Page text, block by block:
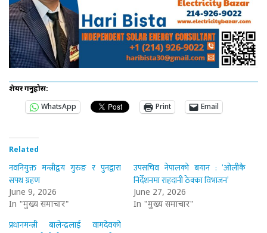
शेयर गर्नुहोस:
WhatsApp
Print Email
Related
नवनियुक्त मन्त्रीद्वय गुरुङ र पुनद्वारा
सपथ ग्रहण
June 9, 2026
In "मुख्य समाचार"
उपसचिव नेपालको बयान : ‘ओलीकै
निर्देशनमा राहदानी ठेक्का विभाजन’
June 27, 2026
In "मुख्य समाचार"
प्रधानमन्त्री बालेन्द्रलाई वामदेवको